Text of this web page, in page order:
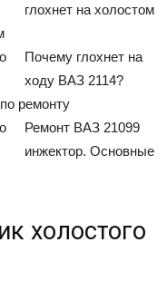
глохнет на холостом
Почему глохнет на
ходу ВАЗ 2114?
ремонту
Ремонт ВАЗ 21099
инжектор. Основные
холостого